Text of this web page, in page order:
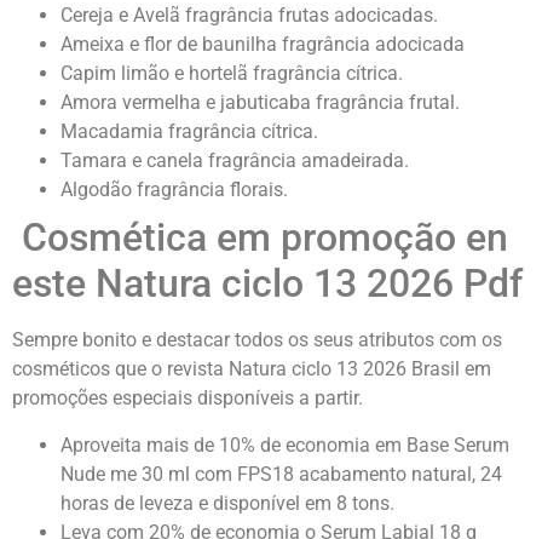
Cereja e Avelã fragrância frutas adocicadas.
Ameixa e flor de baunilha fragrância adocicada
Capim limão e hortelã fragrância cítrica.
Amora vermelha e jabuticaba fragrância frutal.
Macadamia fragrância cítrica.
Tamara e canela fragrância amadeirada.
Algodão fragrância florais.
Cosmética em promoção en
este Natura ciclo 13 2026 Pdf
Sempre bonito e destacar todos os seus atributos com os
cosméticos que o revista Natura ciclo 13 2026 Brasil em
promoções especiais disponíveis a partir.
Aproveita mais de 10% de economia em Base Serum
Nude me 30 ml com FPS18 acabamento natural, 24
horas de leveza e disponível em 8 tons.
Leva com 20% de economia o Serum Labial 18 g